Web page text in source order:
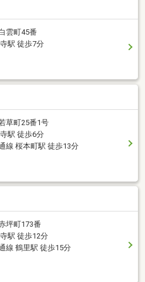
雲町45番
駅 徒歩7分
草町25番1号
駅 徒歩6分
線 桜本町駅 徒歩13分
坪町173番
駅 徒歩12分
線 鶴里駅 徒歩15分